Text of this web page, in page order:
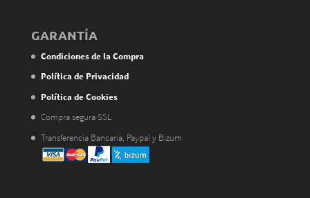
GARANTÍA
Condiciones de la Compra
Política de Privacidad
Política de Cookies
Compra segura SSL
Transferencia Bancaria, Paypal y Bizum